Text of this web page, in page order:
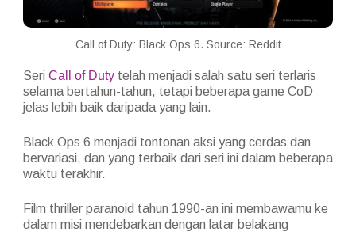
Call of Duty: Black Ops 6. Source: Reddit
Seri Call of Duty telah menjadi salah satu seri terlaris
selama bertahun-tahun, tetapi beberapa game CoD
jelas lebih baik daripada yang lain.
Black Ops 6 menjadi tontonan aksi yang cerdas dan
bervariasi, dan yang terbaik dari seri ini dalam beberapa
waktu terakhir.
Film thriller paranoid tahun 1990-an ini membawamu ke
dalam misi mendebarkan dengan latar belakang